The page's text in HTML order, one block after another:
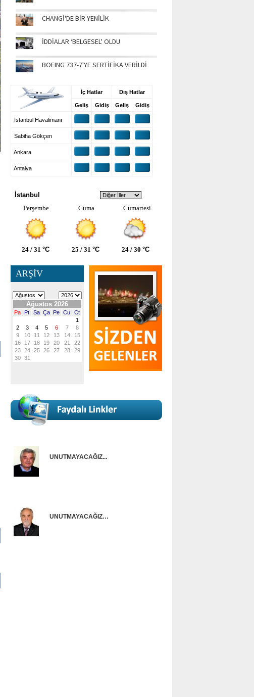
CHANGİ'DE BİR YENİLİK
İDDİALAR ‘BELGESEL' OLDU
BOEING 737-7'YE SERTİFİKA VERİLDİ
İç Hatlar Dış Hatlar
Geliş Gidiş Geliş Gidiş
İstanbul Havalimanı
Sabiha Gökçen
Ankara
Antalya
İstanbul
Perşembe
Cuma Cumartesi
24 / 31 °C 25 / 31 °C 24 / 30 °C
ARŞİV
UNUTMAYACAĞIZ...
UNUTMAYACAĞIZ…